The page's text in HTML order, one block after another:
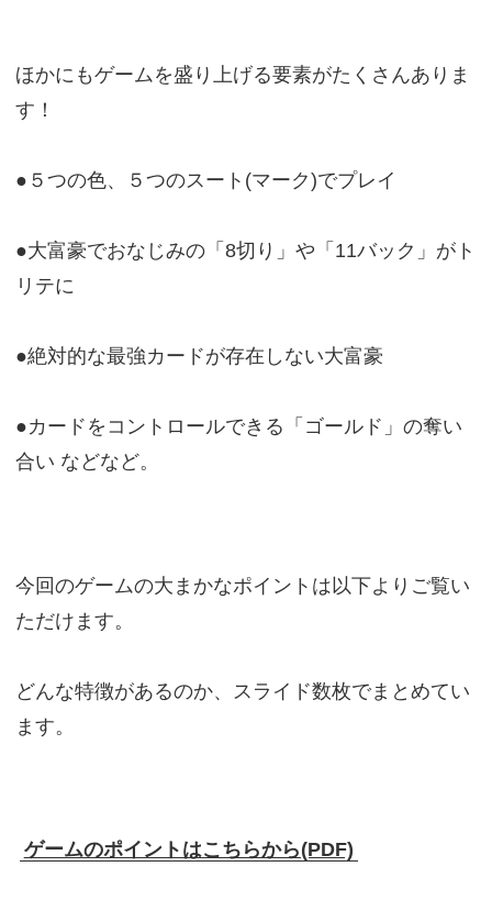
ほかにもゲームを盛り上げる要素がたくさんありま
す！
●５つの色、５つのスート(マーク)でプレイ
●大富豪でおなじみの「8切り」や「11バック」がト
リテに
●絶対的な最強カードが存在しない大富豪
●カードをコントロールできる「ゴールド」の奪い
合い などなど。
今回のゲームの大まかなポイントは以下よりご覧い
ただけます。
どんな特徴があるのか、スライド数枚でまとめてい
ます。
ゲームのポイントはこちらから(PDF)